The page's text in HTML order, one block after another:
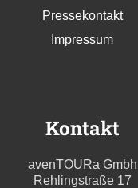
Pressekontakt
Impressum
Kontakt
avenTOURa Gmbh
Rehlingstraße 17